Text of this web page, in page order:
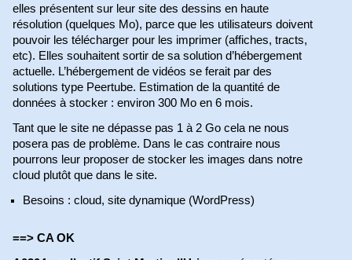
elles présentent sur leur site des dessins en haute
résolution (quelques Mo), parce que les utilisateurs doivent
pouvoir les télécharger pour les imprimer (affiches, tracts,
etc). Elles souhaitent sortir de sa solution d’hébergement
actuelle. L’hébergement de vidéos se ferait par des
solutions type Peertube. Estimation de la quantité de
données à stocker : environ 300 Mo en 6 mois.
Tant que le site ne dépasse pas 1 à 2 Go cela ne nous
posera pas de problème. Dans le cas contraire nous
pourrons leur proposer de stocker les images dans notre
cloud plutôt que dans le site.
Besoins : cloud, site dynamique (WordPress)
==> CA OK